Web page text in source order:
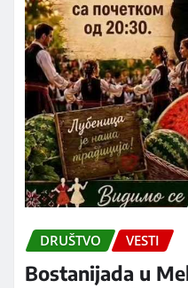
DRUŠTVO VESTI
Bostanijada u